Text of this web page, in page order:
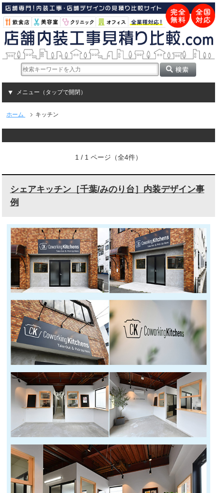
メニュー（タップで開閉）
ホーム キッチン
1 / 1 ページ（全4件）
シェアキッチン［千葉/みのり台］内装デザイン事
例